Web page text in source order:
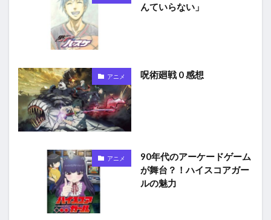
んていらない」
アニメ 呪術廻戦 0 感想
アニメ
90年代のアーケードゲーム
が舞台？！ハイスコアガー
ルの魅力